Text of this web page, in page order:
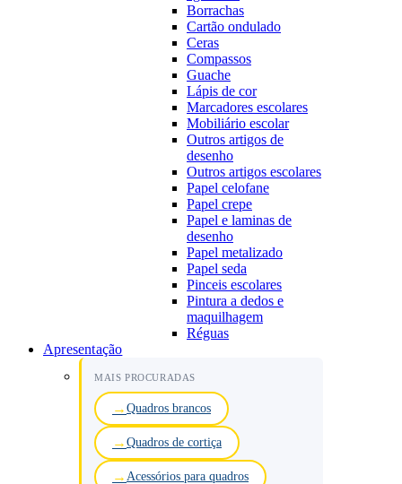
Borrachas
Cartão ondulado
Ceras
Compassos
Guache
Lápis de cor
Marcadores escolares
Mobiliário escolar
Outros artigos de
desenho
Outros artigos escolares
Papel celofane
Papel crepe
Papel e laminas de
desenho
Papel metalizado
Papel seda
Pinceis escolares
Pintura a dedos e
maquilhagem
Réguas
Apresentação
MAIS PROCURADAS
Quadros brancos
Quadros de cortiça
Acessórios para quadros